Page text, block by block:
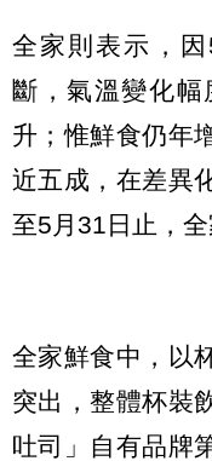
全家則表示，
斷，氣溫變化
升；惟鮮食仍年
近五成，在差異
至5月31日止，全
全家鮮食中，以
突出，整體杯裝
吐司」自有品牌